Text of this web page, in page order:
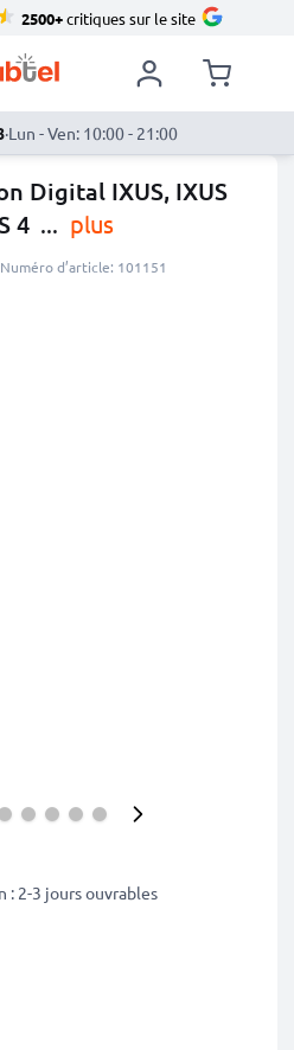
2500+critiques sur le site
·Lun - Ven: 10:00 - 21:00
Digital IXUS, IXUS
4 ... plus
Numéro d’article: 101151
: 2-3 jours ouvrables